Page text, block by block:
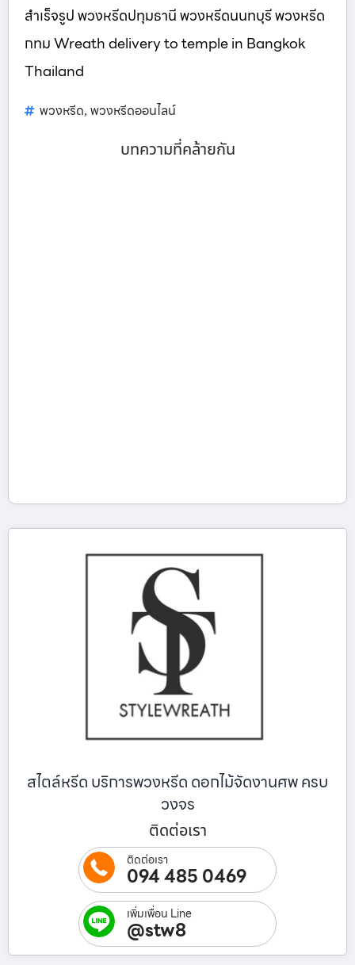
สำเร็จรูป พวงหรีดปทุมธานี พวงหรีดนนทบุรี พวงหรีด
กทม Wreath delivery to temple in Bangkok
Thailand
พวงหรีด, พวงหรีดออนไลน์
บทความที่คล้ายกัน
สไตล์หรีด บริการพวงหรีด ดอกไม้จัดงานศพ ครบ
วงจร
ติดต่อเรา
ติดต่อเรา
094 485 0469
เพิ่มเพื่อน Line
@stw8